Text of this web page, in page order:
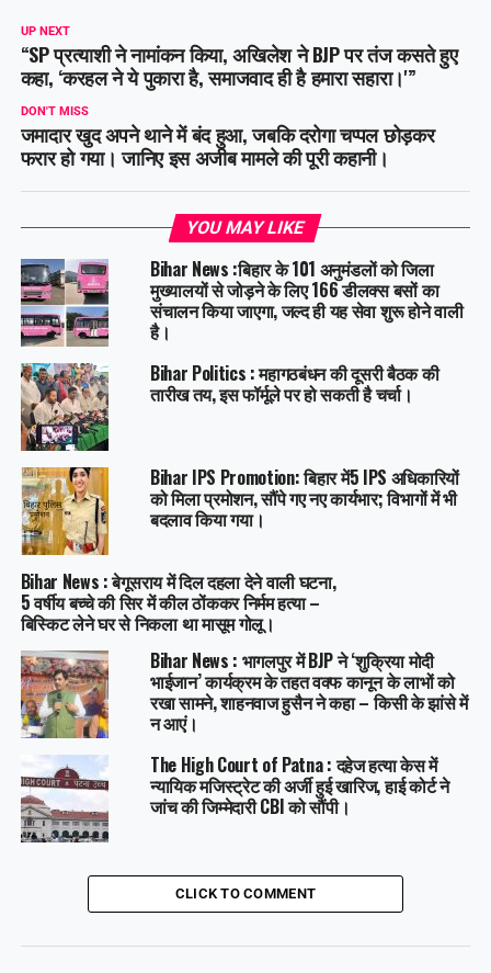
UP NEXT
“SP प्रत्याशी ने नामांकन किया, अखिलेश ने BJP पर तंज कसते हुए
कहा, ‘करहल ने ये पुकारा है, समाजवाद ही है हमारा सहारा।'”
DON'T MISS
जमादार खुद अपने थाने में बंद हुआ, जबकि दरोगा चप्पल छोड़कर
फरार हो गया। जानिए इस अजीब मामले की पूरी कहानी।
YOU MAY LIKE
Bihar News :बिहार के 101 अनुमंडलों को जिला
मुख्यालयों से जोड़ने के लिए 166 डीलक्स बसों का
संचालन किया जाएगा, जल्द ही यह सेवा शुरू होने वाली
है।
Bihar Politics : महागठबंधन की दूसरी बैठक की
तारीख तय, इस फॉर्मूले पर हो सकती है चर्चा।
Bihar IPS Promotion: बिहार में5 IPS अधिकारियों
को मिला प्रमोशन, सौंपे गए नए कार्यभार; विभागों में भी
बदलाव किया गया।
Bihar News : बेगूसराय में दिल दहला देने वाली घटना,
5 वर्षीय बच्चे की सिर में कील ठोंककर निर्मम हत्या –
बिस्किट लेने घर से निकला था मासूम गोलू।
Bihar News : भागलपुर में BJP ने ‘शुक्रिया मोदी
भाईजान’ कार्यक्रम के तहत वक्फ कानून के लाभों को
रखा सामने, शाहनवाज हुसैन ने कहा – किसी के झांसे में
न आएं।
The High Court of Patna : दहेज हत्या केस में
न्यायिक मजिस्ट्रेट की अर्जी हुई खारिज, हाई कोर्ट ने
जांच की जिम्मेदारी CBI को सौंपी।
CLICK TO COMMENT